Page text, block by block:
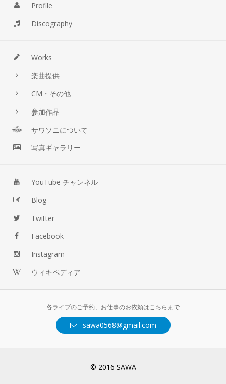
Profile
Discography
Works
楽曲提供
CM・その他
参加作品
サワソニについて
写真ギャラリー
YouTube チャンネル
Blog
Twitter
Facebook
Instagram
ウィキペディア
各ライブのご予約、お仕事のお依頼はこちらまで
sawa0568@gmail.com
© 2016 SAWA